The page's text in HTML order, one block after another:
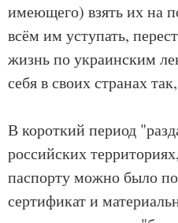
имеющего) взять их на
всём им уступать,
жизнь по украинским
себя в своих странах
В короткий период
российских
паспорту можно было
сертификат и